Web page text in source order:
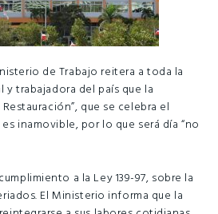
de Trabajo reitera a toda la
trabajadora del país que la
que se celebra el
inamovible, por lo que será día “no
a la Ley 139-97, sobre la
El Ministerio informa que la